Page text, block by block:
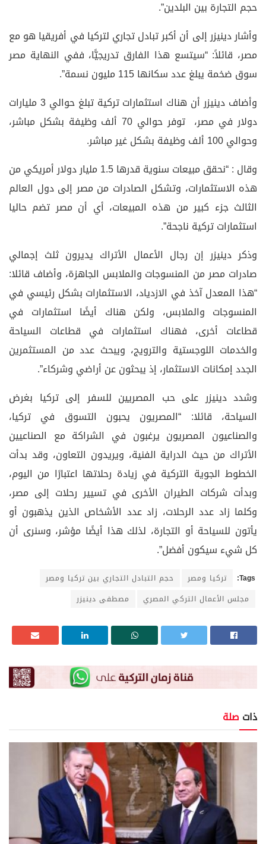
حجم التجارة بين البلدين”.
وأشار دينيزر إلى أن أكبر تبادل تجاري لتركيا في أفريقيا هو مع
مصر، قائلاً: “سيتسع هذا الفارق تدريجيًّا، ففي النهاية مصر
سوق ضخمة يبلغ عدد سكانها 115 مليون نسمة”.
وأضاف دينيزر أن هناك استثمارات تركية تبلغ حوالي 3 مليارات
دولار في مصر، توفر حوالي 70 ألف وظيفة بشكل مباشر،
وحوالي 100 ألف وظيفة بشكل غير مباشر.
وقال : “نحقق مبيعات سنوية قدرها 1.5 مليار دولار أمريكي من
هذه الاستثمارات، وتشكل الصادرات من مصر إلى دول العالم
الثالث جزء كبير من هذه المبيعات، أي أن مصر تضم حاليا
استثمارات تركية ناجحة”.
وذكر دينيزر إن رجال الأعمال الأتراك يديرون ثلث إجمالي
صادرات مصر من المنسوجات والملابس الجاهزة، وأضاف قائلا:
“هذا المعدل آخذ في الازدياد، الاستثمارات بشكل رئيسي في
المنسوجات والملابس، ولكن هناك أيضًا استثمارات في
قطاعات أخرى، فهناك استثمارات في قطاعات السياحة
والخدمات اللوجستية والترويج، ويبحث عدد من المستثمرين
الجدد إمكانات الاستثمار، إذ يبحثون عن أراضي وشركاء”.
وشدد دينيزر على حب المصريين للسفر إلى تركيا بغرض
السياحة، قائلا: “المصريون يحبون التسوق في تركيا،
والصناعيون المصريون يرغبون في الشراكة مع الصناعيين
الأتراك من حيث الدراية الفنية، ويريدون التعاون، وقد بدأت
الخطوط الجوية التركية في زيادة رحلاتها اعتبارًا من اليوم،
وبدأت شركات الطيران الأخرى في تسيير رحلات إلى مصر،
وكلما زاد عدد الرحلات، زاد عدد الأشخاص الذين يذهبون أو
يأتون للسياحة أو التجارة، لذلك هذا أيضًا مؤشر، وسنرى أن
كل شيء سيكون أفضل”.
Tags: تركيا ومصر
حجم التبادل التجاري بين تركيا ومصر
مجلس الأعمال التركي المصري
مصطفى دينيزر
ذات صلة